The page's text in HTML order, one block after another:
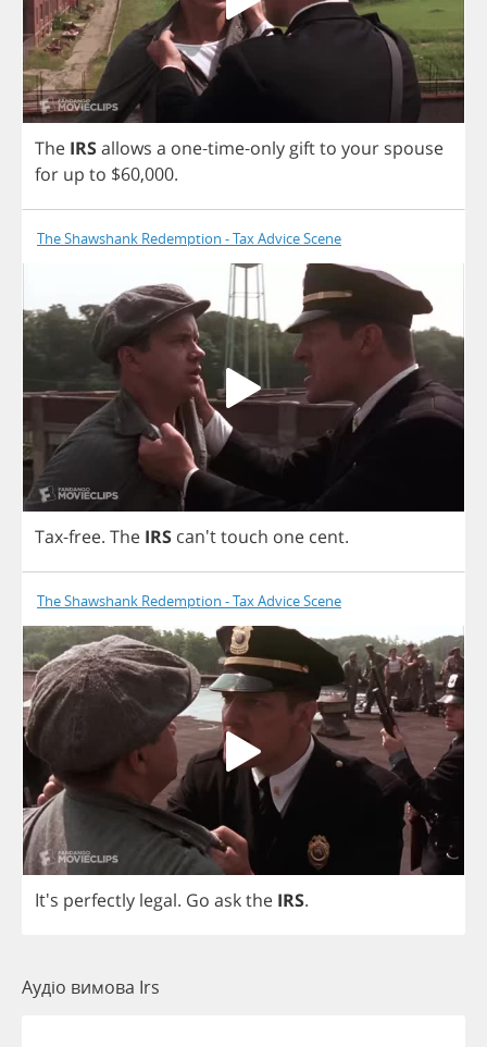
The IRSallows a one-time-only giftto your spouse
for up to $60,000.
The Shawshank Redemption - Tax Advice Scene
Tax-free. The IRS can'ttouch one cent.
The Shawshank Redemption - Tax Advice Scene
It's perfectly legal. Go askthe IRS.
Аудіо вимова Irs